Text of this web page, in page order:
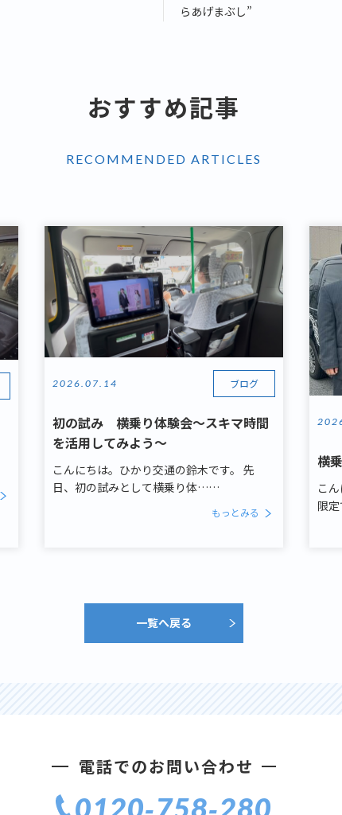
らあげまぶし”
おすすめ記事
RECOMMENDED ARTICLES
2026.07.14 ブログ
初の試み 横乗り体験会～スキマ時間
を活用してみよう～
こんにちは。ひかり交通の鈴木です。 先
日、初の試みとして横乗り体……
もっとみる
横
こ
限
一覧へ戻る
電話でのお問い合わせ
0120‐758‐280